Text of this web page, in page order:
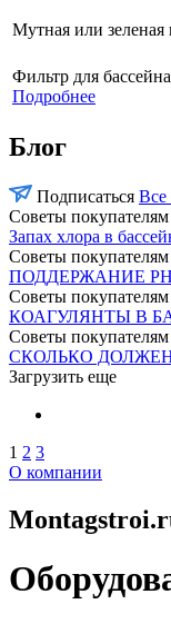
Мутная или зеленая
Фильтр для бассейна
Подробнее
Блог
Подписаться Все
Советы покупателям
Запах хлора в
Советы покупателям
ПОДДЕРЖАНИЕ PH
Советы покупателям
КОАГУЛЯНТЫ В
Советы покупателям
СКОЛЬКО
Загрузить еще
1 2 3
О компании